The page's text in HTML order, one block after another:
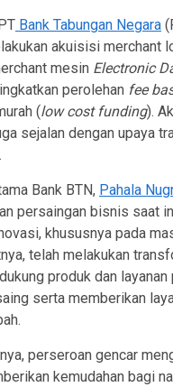
Bank Tabungan Negara
akuisisi merchant
mesin Electronic
perolehan fee
(low cost funding).
sejalan dengan upaya
Bank BTN, Pahala
persaingan bisnis saat
khususnya pada
telah melakukan
produk dan
serta memberikan
perseroan gencar
kemudahan bagi